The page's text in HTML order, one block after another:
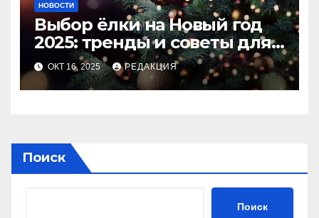
НОВОСТИ
Выбор ёлки на Новый год
2025: тренды и советы для
идеального праздника
ОКТ 16, 2025 РЕДАКЦИЯ
Поиск
Поиск